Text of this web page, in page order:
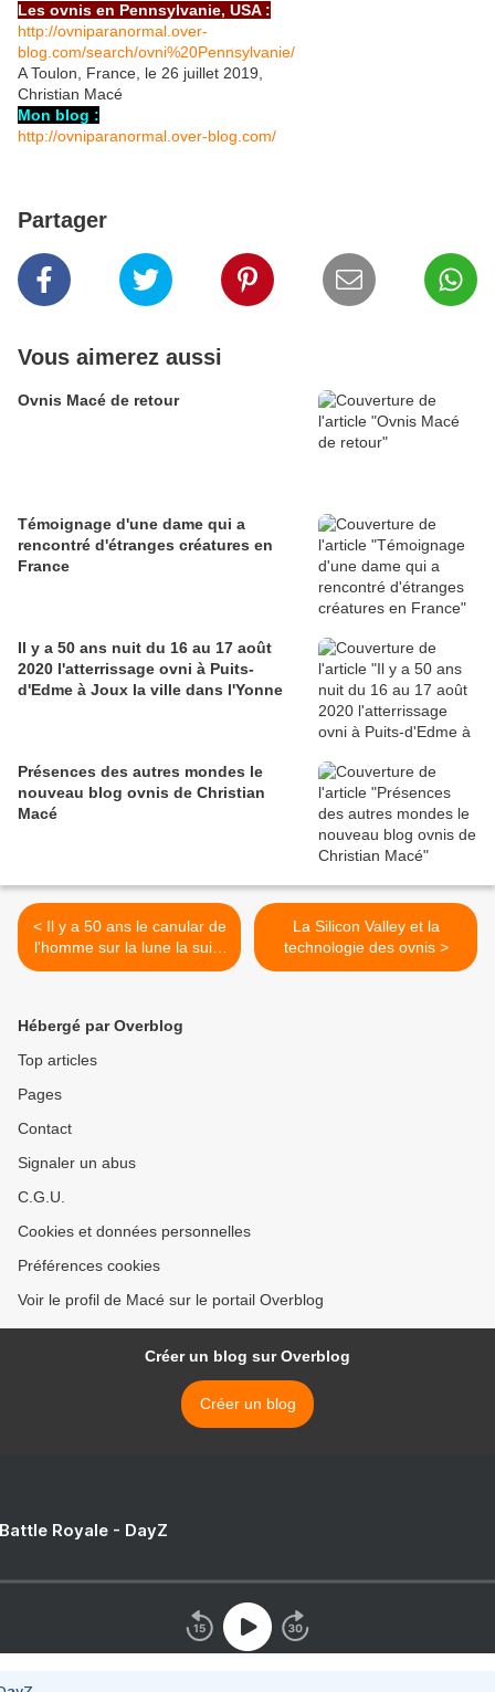
Les ovnis en Pennsylvanie, USA :
http://ovniparanormal.over-
blog.com/search/ovni%20Pennsylvanie/
A Toulon, France, le 26 juillet 2019,
Christian Macé
Mon blog :
http://ovniparanormal.over-blog.com/
Partager
Vous aimerez aussi
Ovnis Macé de retour
Témoignage d'une dame qui a
rencontré d'étranges créatures en
France
Il y a 50 ans nuit du 16 au 17 août
2020 l'atterrissage ovni à Puits-
d'Edme à Joux la ville dans l'Yonne
Présences des autres mondes le
nouveau blog ovnis de Christian
Macé
< Il y a 50 ans le canular de
l'homme sur la lune la suite
avec Massimo Mazzuccio
La Silicon Valley et la
technologie des ovnis >
Hébergé par Overblog
Top articles
Pages
Contact
Signaler un abus
C.G.U.
Cookies et données personnelles
Préférences cookies
Voir le profil de Macé sur le portail Overblog
Créer un blog sur Overblog
Créer un blog
Royale - DayZ